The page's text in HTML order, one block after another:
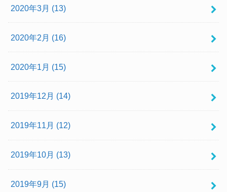
2020年3月 (13)
2020年2月 (16)
2020年1月 (15)
2019年12月 (14)
2019年11月 (12)
2019年10月 (13)
2019年9月 (15)